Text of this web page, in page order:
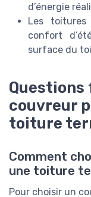
d’énergie
Les toitures
confort
surface du
couvreur
toiture
Comment
une toiture
Pour choisir un